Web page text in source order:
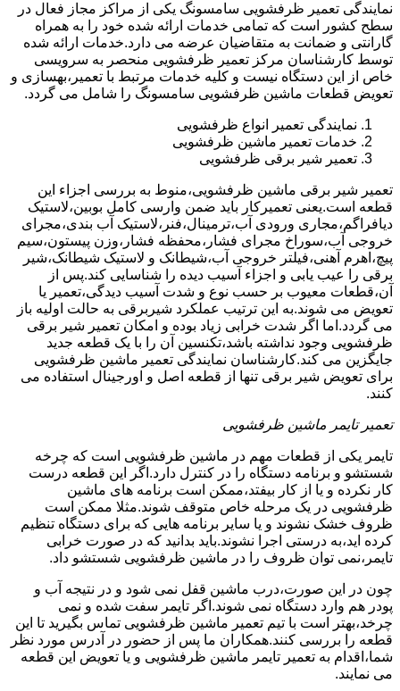
نمایندگی تعمیر ظرفشویی سامسونگ یکی از مراکز مجاز فعال در
سطح کشور است که تمامی خدمات ارائه شده خود را به همراه
گارانتی و ضمانت به متقاضیان عرضه می دارد.خدمات ارائه شده
توسط کارشناسان مرکز تعمیر ظرفشویی منحصر به سرویسی
خاص از این دستگاه نیست و کلیه خدمات مرتبط با تعمیر،بهسازی و
تعویض قطعات ماشین ظرفشویی سامسونگ را شامل می گردد.
نمایندگی تعمیر انواع ظرفشویی
خدمات تعمیر ماشین ظرفشویی
تعمیر شیر برقی ظرفشویی
تعمیر شیر برقی ماشین ظرفشویی،منوط به بررسی اجزاء این
قطعه است.یعنی تعمیرکار باید ضمن وارسی کامل بوبین،لاستیک
دیافراگم،مجاری ورودی آب،ترمینال،فنر،لاستیک آب بندی،مجرای
خروجی آب،سوراخ مجرای فشار،محفظه فشار،وزن پیستون،سیم
پیچ،اهرم آهنی،فیلتر خروجی آب،شیطانک و لاستیک شیطانک،شیر
برقی را عیب یابی و اجزاء آسیب دیده را شناسایی کند.پس از
آن،قطعات معیوب بر حسب نوع و شدت آسیب دیدگی،تعمیر یا
تعویض می شوند.به این ترتیب عملکرد شیربرقی به حالت اولیه باز
می گردد.اما اگر شدت خرابی زیاد بوده و امکان تعمیر شیر برقی
ظرفشویی وجود نداشته باشد،تکنسین آن را با یک قطعه جدید
جایگزین می کند.کارشناسان نمایندگی تعمیر ماشین ظرفشویی
برای تعویض شیر برقی تنها از قطعه اصل و اورجینال استفاده می
کنند.
تعمیر تایمر ماشین ظرفشویی
تایمر یکی از قطعات مهم در ماشین ظرفشویی است که چرخه
شستشو و برنامه دستگاه را در کنترل دارد.اگر این قطعه درست
کار نکرده و یا از کار بیفتد،ممکن است برنامه های ماشین
ظرفشویی در یک مرحله خاص متوقف شوند.مثلا ممکن است
ظروف خشک نشوند و یا سایر برنامه هایی که برای دستگاه تنظیم
کرده اید،به درستی اجرا نشوند.باید بدانید که در صورت خرابی
تایمر،نمی توان ظروف را در ماشین ظرفشویی شستشو داد.
چون در این صورت،درب ماشین قفل نمی شود و در نتیجه آب و
پودر هم وارد دستگاه نمی شوند.اگر تایمر سفت شده و نمی
چرخد،بهتر است با تیم تعمیر ماشین ظرفشویی تماس بگیرید تا این
قطعه را بررسی کنند.همکاران ما پس از حضور در آدرس مورد نظر
شما،اقدام به تعمیر تایمر ماشین ظرفشویی و یا تعویض این قطعه
می نمایند.